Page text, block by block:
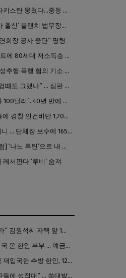
사우디·튀르키예·파키스탄 뭉쳤다…중동 새 안보축 부상하나
‘트럼프 개인변호사 출신’ 블랜치 법무장관 인준…상원 50대49 가결
회장 공사 중단” 명령
한인타운 6가 호바트에 80세대 저소득층 아파트 준공
한인 한의사, 환자 성추행·폭행 혐의 기소 … 면허 긴급정지
[이슈] “2002 월드컵때도 그랬나” … 심판 성접대 의혹 해외로 일파만파, 4강 신화까지 불똥
[화제] ‘사과 편지와 100달러’…40년 만에 훔친 책 돌려준 절도범
LA 반 ICE 시위 대응에 경찰 인건비만 1,700만 달러 썼다.
노숙자 지원하랬더니 … 단체장 보수에 165만 달러 ‘펑펑’
[제이슨 오 건강칼럼] ‘나노 루틴’으로 내 몸 기적 만들기
서판다 ‘루비’ 숨져
[화제] “내 돈 갚아라” 김원석씨 자택 앞 1인 광대 시위 … 한인 투자사, “108만 달러 못받아”
’10억 빚’ 안갚고 미국 온 한인 부부 … 예금보험공사, 미국서 소송
위조여권으로 미국 재입국한 추방 한인, 120만 달러 은행 사기 행각
[충격] “외국인 심판들에 성접대” … 쑥대밭된 축협 어디까지 추락하나